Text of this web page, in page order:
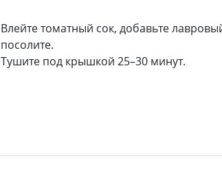
Влейте томатный сок, добавьте
посолите.
Тушите под крышкой 25–30 минут.